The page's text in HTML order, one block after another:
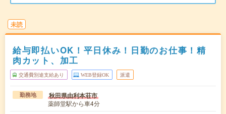
未読
給与即払いOK！平日休み！日勤のお仕事！精
肉カット、加工
交通費別途支給あり WEB登録OK 派遣
勤務地 秋田県由利本荘市
薬師堂駅から車4分